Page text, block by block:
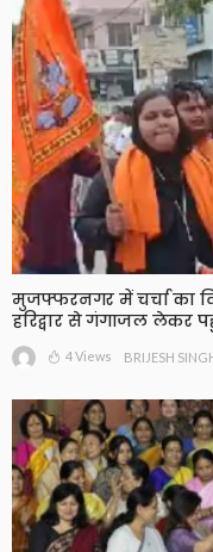
मुजफ्फरनगर में चर्चा का
हरिद्वार से गंगाजल लेकर
4 Views BRIJESH